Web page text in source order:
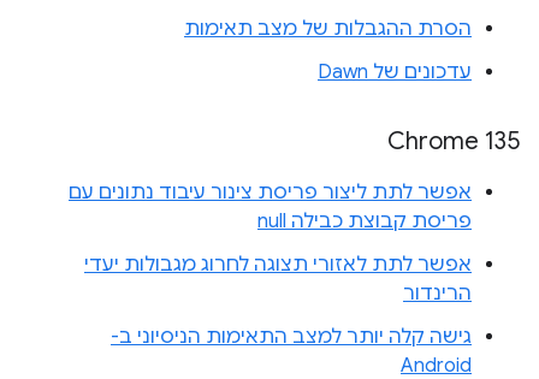
הסרת ההגבלות של מצב תאימות
עדכונים של Dawn
Chrome 135
אפשר לתת ליצור פריסת צינור עיבוד נתונים עם
פריסת קבוצת כבילה null
אפשר לתת לאזורי תצוגה לחרוג מגבולות יעדי
הרינדור
גישה קלה יותר למצב התאימות הניסיוני ב-
Android